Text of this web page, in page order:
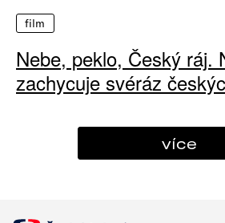
film
Nebe, peklo, Český ráj.
zachycuje svéráz
více